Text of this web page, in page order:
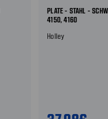
PLATE - STAHL -
4150, 4160
Holley